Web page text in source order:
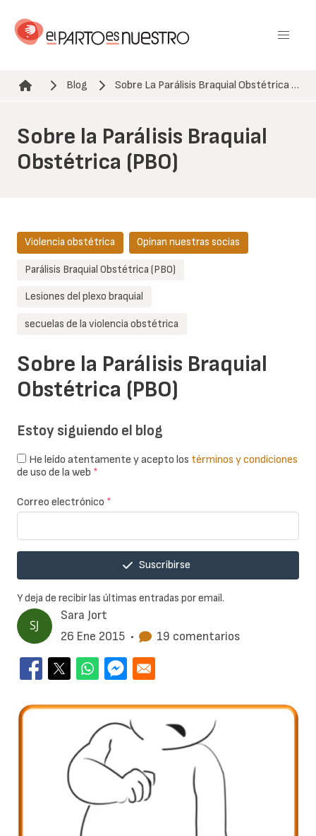
contenido
Ruta de navegación
Blog Sobre La Parálisis Braquial Obstétrica …
Sobre la Parálisis Braquial
Obstétrica (PBO)
Sara Jort
26 Ene 2015 • 19 comentarios
Sobre la Parálisis Braquial
Obstétrica (PBO)
Violencia obstétrica Opinan nuestras socias
Parálisis Braquial Obstétrica (PBO)
Lesiones del plexo braquial
secuelas de la violencia obstétrica
Estoy siguiendo el blog
He leído atentamente y acepto los términos y condiciones
de uso de la web *
Correo electrónico *
Suscribirse
Y deja de recibir las últimas entradas por email.